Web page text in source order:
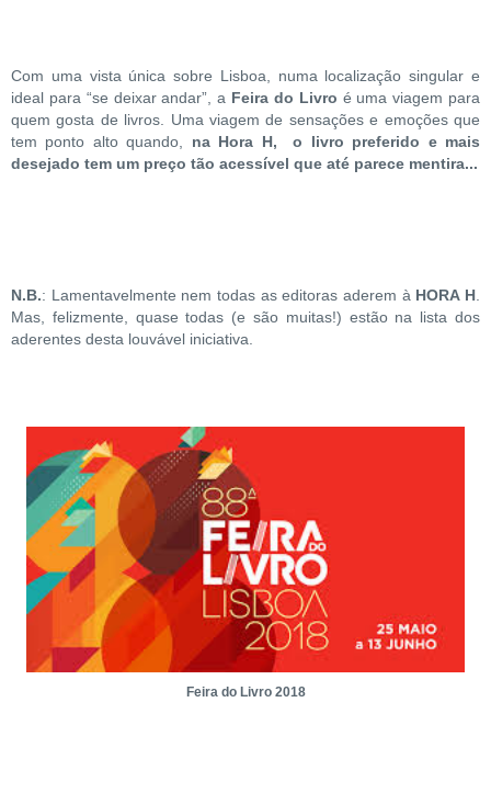
Com uma vista única sobre Lisboa, numa localização singular e
ideal para “se deixar andar”, a Feira do Livro é uma viagem para
quem gosta de livros. Uma viagem de sensações e emoções que
tem ponto alto quando, na Hora H, o livro preferido e mais
desejado tem um preço tão acessível que até parece mentira...
N.B.: Lamentavelmente nem todas as editoras aderem à HORA H
Mas, felizmente, quase todas (e são muitas!) estão na lista dos
aderentes desta louvável iniciativa.
Feira do Livro 2018